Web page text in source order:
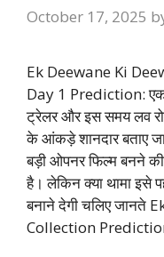
October 17, 2025
Ek Deewane Ki
Day 1 Prediction: एक
ट्रेलर और इस समय लव
के आंकड़े शानदार बताए
बड़ी ओपनर फिल्म बनने
है। लेकिन क्या थामा इसे
बनाने देगी चलिए
Collection